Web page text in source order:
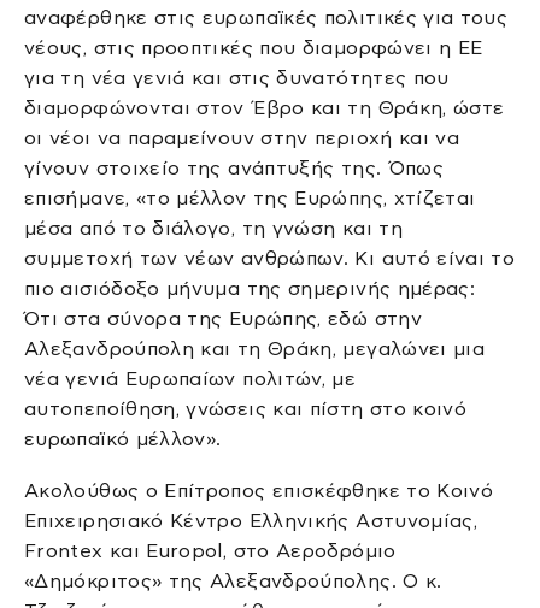
αναφέρθηκε στις ευρωπαϊκές πολιτικές για τους
νέους, στις προοπτικές που διαμορφώνει η ΕΕ
για τη νέα γενιά και στις δυνατότητες που
διαμορφώνονται στον Έβρο και τη Θράκη, ώστε
οι νέοι να παραμείνουν στην περιοχή και να
γίνουν στοιχείο της ανάπτυξής της. Όπως
επισήμανε, «το μέλλον της Ευρώπης, χτίζεται
μέσα από το διάλογο, τη γνώση και τη
συμμετοχή των νέων ανθρώπων. Κι αυτό είναι το
πιο αισιόδοξο μήνυμα της σημερινής ημέρας:
Ότι στα σύνορα της Ευρώπης, εδώ στην
Αλεξανδρούπολη και τη Θράκη, μεγαλώνει μια
νέα γενιά Ευρωπαίων πολιτών, με
αυτοπεποίθηση, γνώσεις και πίστη στο κοινό
ευρωπαϊκό μέλλον».
Ακολούθως ο Επίτροπος επισκέφθηκε το Κοινό
Επιχειρησιακό Κέντρο Ελληνικής Αστυνομίας,
Frontex και Europol, στο Αεροδρόμιο
«Δημόκριτος» της Αλεξανδρούπολης. Ο κ.